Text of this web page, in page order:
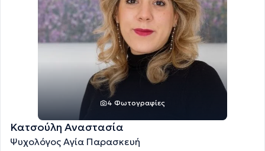
4 Φωτογραφίες
Κατσούλη Αναστασία
Ψυχολόγος Αγία Παρασκευή